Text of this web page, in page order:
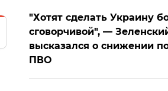
​"Хотят сделать Украину
сговорчивой", —
высказался о снижении
ПВО